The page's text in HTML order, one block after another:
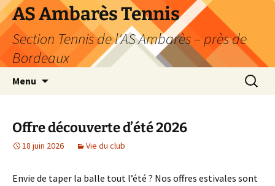
Aller
au
contenu
AS Ambarès Tennis
Section Tennis de l'AS Ambarès – près de
Bordeaux
Menu
Offre découverte d’été 2026
18 juin 2026 Vie du club
Envie de taper la balle tout l’été ? Nos offres estivales sont